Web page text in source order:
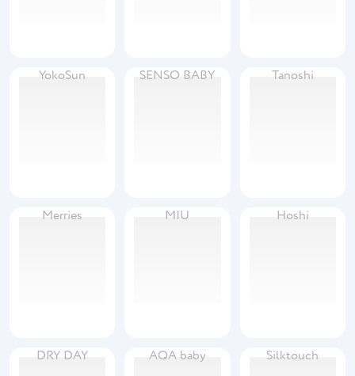
YokoSun SENSO BABY Tanoshi
Merries MIU Hoshi
DRY DAY AQA baby Silktouch